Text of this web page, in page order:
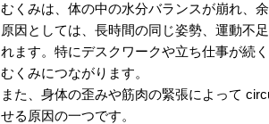
むくみは、体の中の水分バランスが崩れ、
原因としては、長時間の同じ姿勢、運動不
れます。特にデスクワークや立ち仕事が続
むくみにつながります。
また、身体の歪みや筋肉の緊張によって
せる原因の一つです。